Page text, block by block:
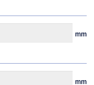
mm
mm